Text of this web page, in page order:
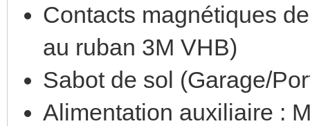
Contacts magnétiques
au ruban 3M VHB)
Sabot de sol (Garage/
Alimentation auxiliaire :